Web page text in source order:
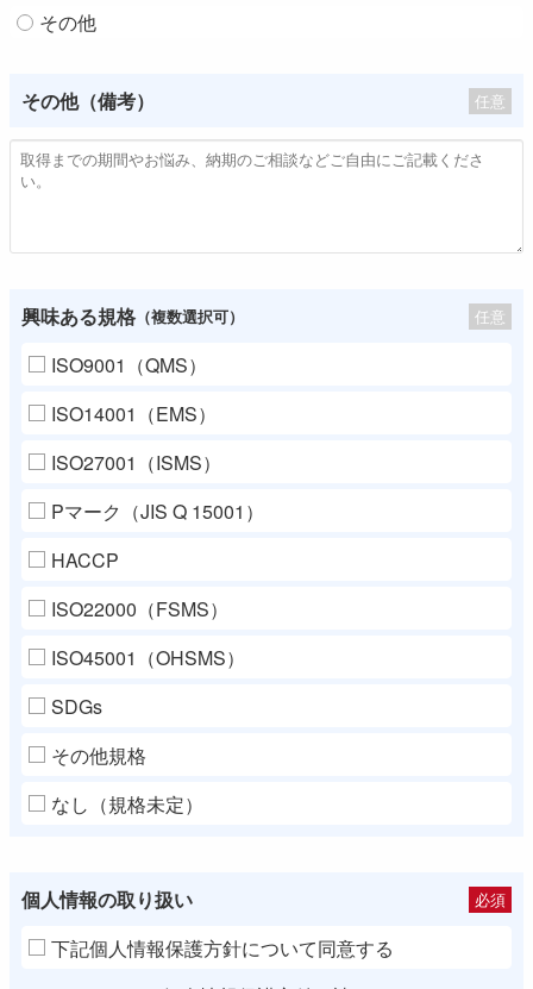
その他
その他（備考） 任意
興味ある規格 （複数選択可） 任意
ISO9001（QMS）
ISO14001（EMS）
ISO27001（ISMS）
Pマーク（JIS Q 15001）
HACCP
ISO22000（FSMS）
ISO45001（OHSMS）
SDGs
その他規格
なし（規格未定）
個人情報の取り扱い 必須
下記個人情報保護方針について同意する